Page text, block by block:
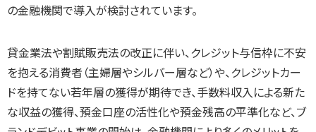
の金融機関で導入が検討されています。
貸金業法や割賦販売法の改正に伴い、クレジット与信枠に不安
を抱える消費者（主婦層やシルバー層など）や、クレジットカー
ドを持てない若年層の獲得が期待でき、手数料収入による新た
な収益の獲得、預金口座の活性化や預金残高の平準化など、ブ